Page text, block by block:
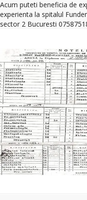
Acum puteti beneficia de
experienta la spitalul
sector 2 Bucuresti